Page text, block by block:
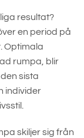
resultat?
en period på
Optimala
rumpa, blir
sista
individer
skiljer sig från